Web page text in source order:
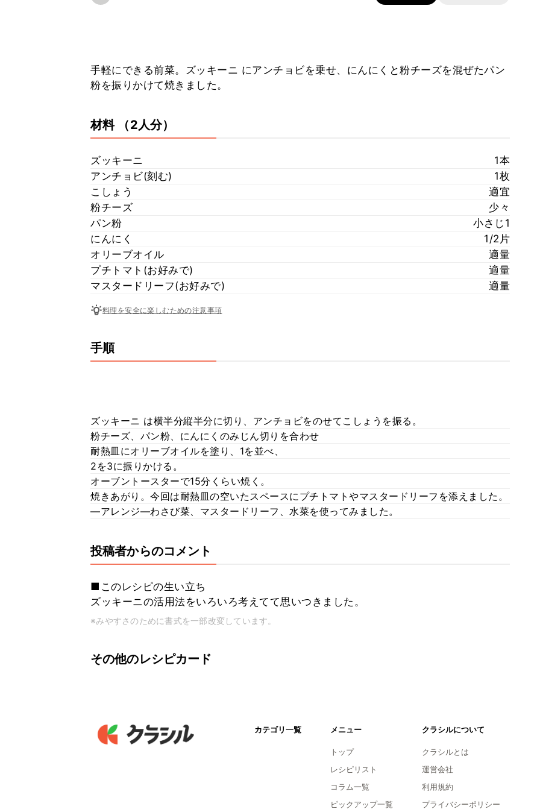
手軽にできる前菜。ズッキーニ にアンチョビを乗せ、にんにくと粉チーズを混ぜたパン
粉を振りかけて焼きました。
材料 （2人分）
ズッキーニ
1本
アンチョビ(刻む)
1枚
こしょう
適宜
粉チーズ
少々
パン粉
小さじ1
にんにく
1/2片
オリーブオイル
適量
プチトマト(お好みで)
適量
マスタードリーフ(お好みで)
適量
料理を安全に楽しむための注意事項
手順
ズッキーニ は横半分縦半分に切り、アンチョビをのせてこしょうを振る。
粉チーズ、パン粉、にんにくのみじん切りを合わせ
耐熱皿にオリーブオイルを塗り、1を並べ、
2を3に振りかける。
オーブントースターで15分くらい焼く。
焼きあがり。今回は耐熱皿の空いたスペースにプチトマトやマスタードリーフを添えました。
—アレンジ—わさび菜、マスタードリーフ、水菜を使ってみました。
投稿者からのコメント
■このレシピの生い立ち
ズッキーニの活用法をいろいろ考えてて思いつきました。
※みやすさのために書式を一部改変しています。
その他のレシピカード
カテゴリ一覧 メニュー
トップ
レシピリスト
コラム一覧
ピックアップ一覧
クラシルについて
クラシルとは
運営会社
利用規約
プライバシーポリシー